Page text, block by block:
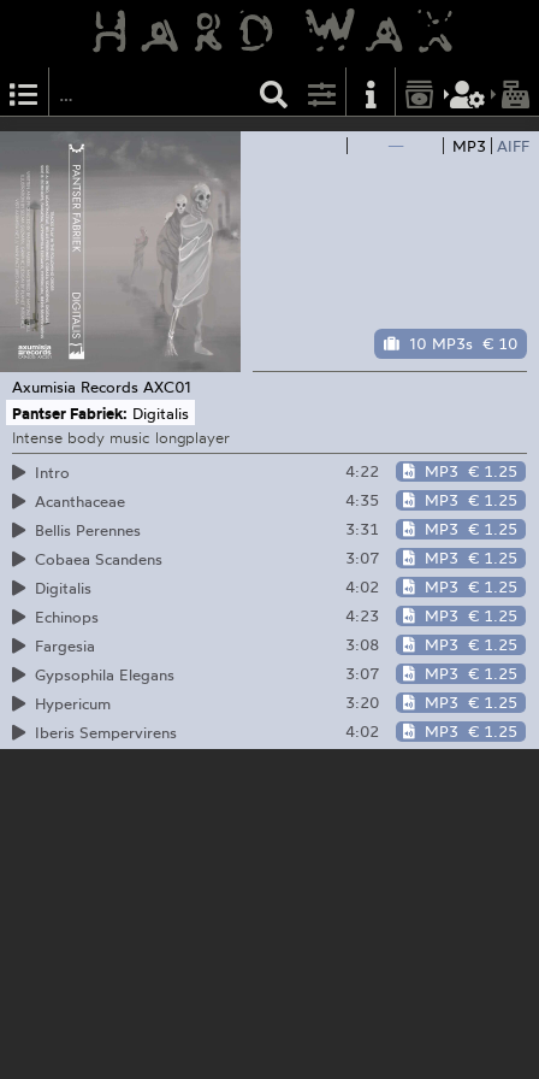
— MP3 AIFF
10 MP3s € 10
Axumisia Records AXC01
Pantser Fabriek: Digitalis
Intense body music longplayer
Intro
4:22 MP3 € 1.25
Acanthaceae
4:35 MP3 € 1.25
Bellis Perennes
3:31 MP3 € 1.25
Cobaea Scandens
3:07 MP3 € 1.25
Digitalis
4:02 MP3 € 1.25
Echinops
4:23 MP3 € 1.25
Fargesia
3:08 MP3 € 1.25
Gypsophila Elegans
3:07 MP3 € 1.25
Hypericum
3:20 MP3 € 1.25
Iberis Sempervirens
4:02 MP3 € 1.25